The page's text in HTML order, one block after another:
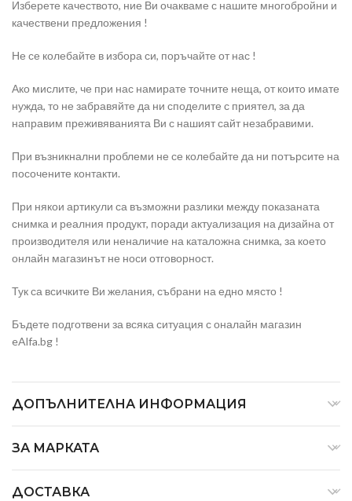
Изберете качеството, ние Ви очакваме с нашите многобройни и
качествени предложения !
Не се колебайте в избора си, поръчайте от нас !
Ако мислите, че при нас намирате точните неща, от които имате
нужда, то не забравяйте да ни споделите с приятел, за да
направим преживяванията Ви с нашият сайт незабравими.
При възникнални проблеми не се колебайте да ни потърсите на
посочените контакти.
При някои артикули са възможни разлики между показаната
снимка и реалния продукт, поради актуализация на дизайна от
производителя или неналичие на каталожна снимка, за което
онлайн магазинът не носи отговорност.
Тук са всичките Ви желания, събрани на едно място !
Бъдете подготвени за всяка ситуация с оналайн магазин
eAlfa.bg !
ДОПЪЛНИТЕЛНА ИНФОРМАЦИЯ
ЗА МАРКАТА
ДОСТАВКА